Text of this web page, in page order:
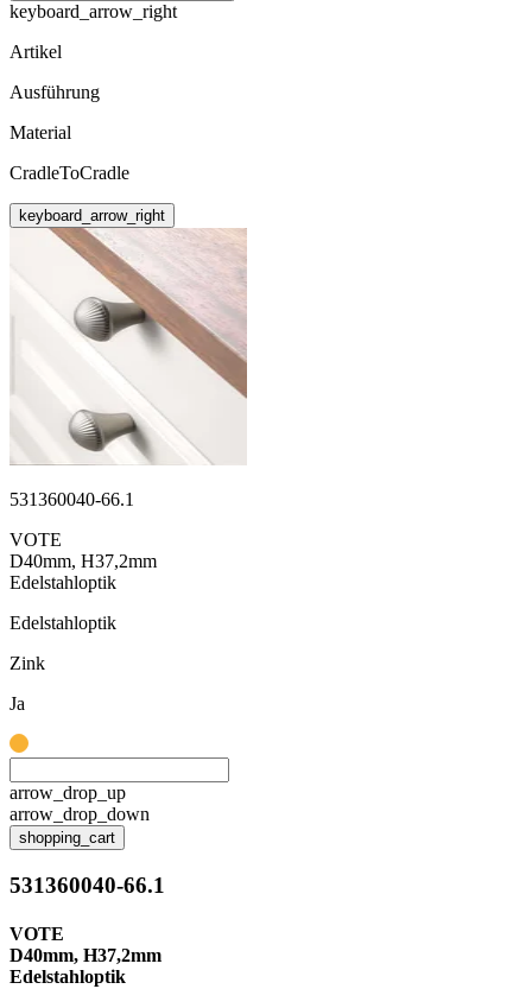
keyboard_arrow_right
Artikel
Ausführung
Material
CradleToCradle
keyboard_arrow_right
531360040-66.1
VOTE
D40mm, H37,2mm
Edelstahloptik
Edelstahloptik
Zink
Ja
arrow_drop_up
arrow_drop_down
shopping_cart
531360040-66.1
VOTE
D40mm, H37,2mm
Edelstahloptik